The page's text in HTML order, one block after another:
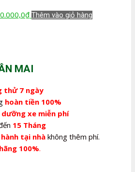
₫Giá
Thêm vào giỏ hàng
MAI
thử 7 ngày
hoàn tiền 100%
dưỡng xe miễn phí
15 Tháng
tại nhà không thêm phí.
100%.